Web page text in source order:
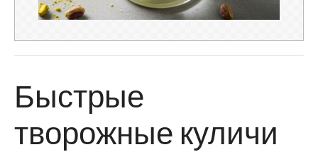
Быстрые
творожные куличи